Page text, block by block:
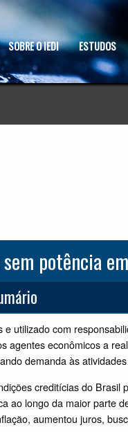
SOBRE O IEDI ESTUDOS
potência
utilizado com
agentes econômicos a
demanda às
creditícias do Brasil
ao longo da maior parte
aumentou juros,